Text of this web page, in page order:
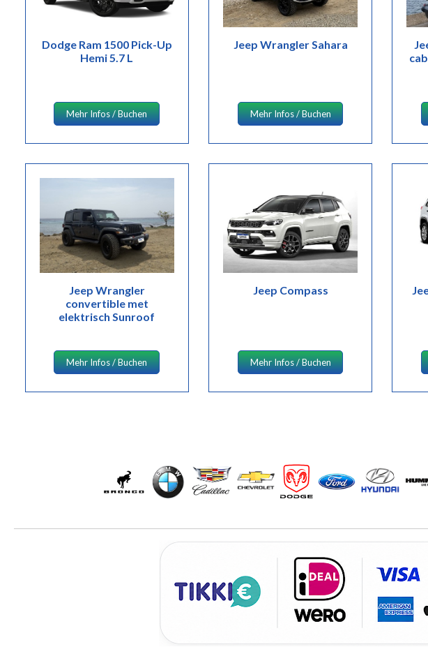
Dodge Ram 1500 Pick-Up
Hemi 5.7 L
Mehr Infos / Buchen
Jeep Wrangler Sahara
Mehr Infos / Buchen
Jeep Wrangler
convertible met
elektrisch Sunroof
Mehr Infos / Buchen
Jeep Compass
Mehr Infos / Buchen